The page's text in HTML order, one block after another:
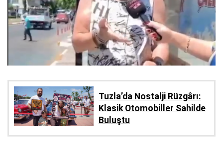
Tuzla’da Nostalji Rüzgârı:
Klasik Otomobiller Sahilde
Buluştu